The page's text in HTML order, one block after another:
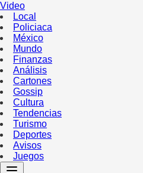
Video
Local
Policiaca
México
Mundo
Finanzas
Análisis
Cartones
Gossip
Cultura
Tendencias
Turismo
Deportes
Avisos
Juegos